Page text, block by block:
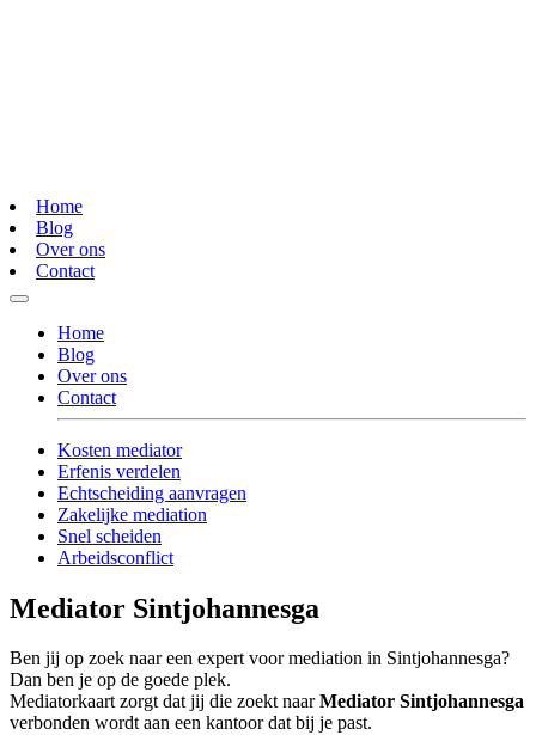
Home
Blog
Over ons
Contact
Home
Blog
Over ons
Contact
Kosten mediator
Erfenis verdelen
Echtscheiding aanvragen
Zakelijke mediation
Snel scheiden
Arbeidsconflict
Mediator Sintjohannesga
Ben jij op zoek naar een expert voor mediation in Sintjohannesga?
Dan ben je op de goede plek.
Mediatorkaart zorgt dat jij die zoekt naarMediator Sintjohannesga
verbonden wordt aan een kantoor dat bij je past.